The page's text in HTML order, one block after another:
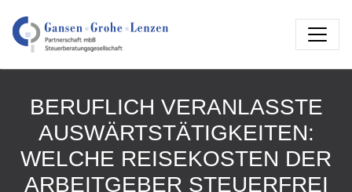
BERUFLICH VERANLASSTE
AUSWÄRTSTÄTIGKEITEN:
WELCHE REISEKOSTEN DER
ARBEITGEBER STEUERFREI